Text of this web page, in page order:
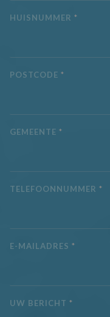
HUISNUMMER *
POSTCODE *
GEMEENTE *
TELEFOONNUMMER *
E-MAILADRES *
UW BERICHT *